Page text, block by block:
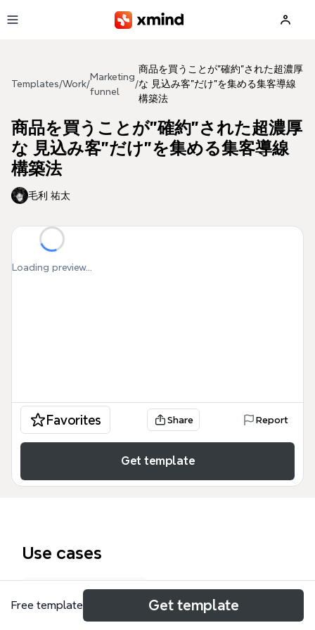
Templates/Work/
Marketing
funnel
/
商品を買うことが"確約"された超濃厚
な 見込み客"だけ"を集める集客導線
構築法
商品を買うことが"確約"された超濃厚
な 見込み客"だけ"を集める集客導線
構築法
毛利 祐太
Loading preview...
Favorites Share Report
Get template
Use cases
Marketing funnel
Free template Get template